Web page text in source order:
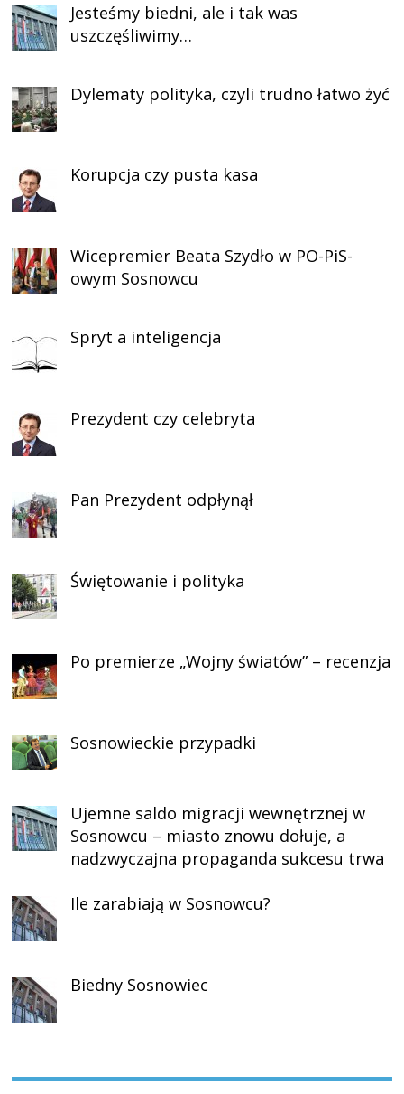
Jesteśmy biedni, ale i tak was
uszczęśliwimy…
Dylematy polityka, czyli trudno łatwo żyć
Korupcja czy pusta kasa
Wicepremier Beata Szydło w PO-PiS-
owym Sosnowcu
Spryt a inteligencja
Prezydent czy celebryta
Pan Prezydent odpłynął
Świętowanie i polityka
Po premierze „Wojny światów” – recenzja
Sosnowieckie przypadki
Ujemne saldo migracji wewnętrznej w
Sosnowcu – miasto znowu dołuje, a
nadzwyczajna propaganda sukcesu trwa
Ile zarabiają w Sosnowcu?
Biedny Sosnowiec